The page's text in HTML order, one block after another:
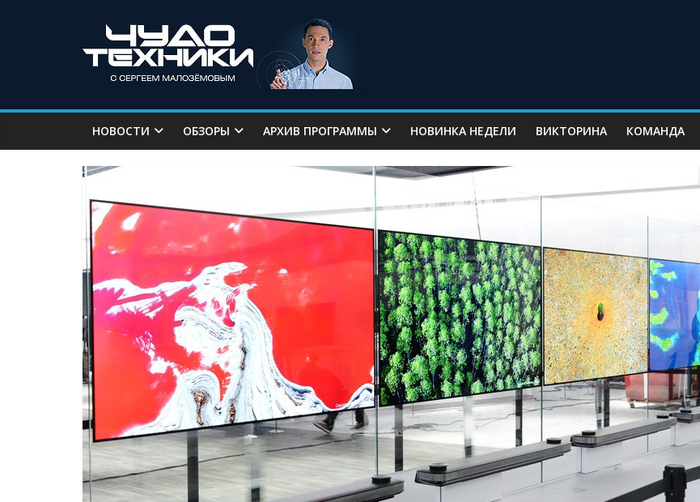
НОВОСТИ ОБЗОРЫ АРХИВ ПРОГРАММЫ НОВИНКА НЕДЕЛИ ВИКТОРИНА КОМАНДА